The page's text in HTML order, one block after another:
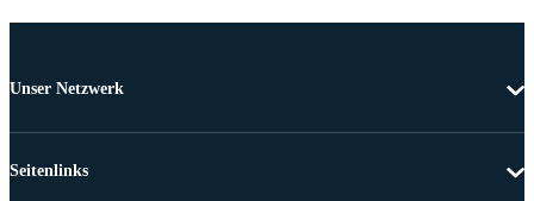
Unser Netzwerk
Seitenlinks